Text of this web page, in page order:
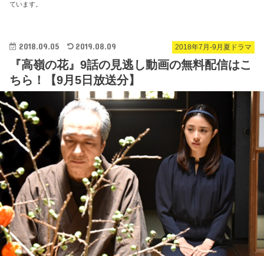
ています。
2018年7月-9月夏ドラマ
2018.09.05 2019.08.09
『高嶺の花』9話の見逃し動画の無料配信はこ
ちら！【9月5日放送分】